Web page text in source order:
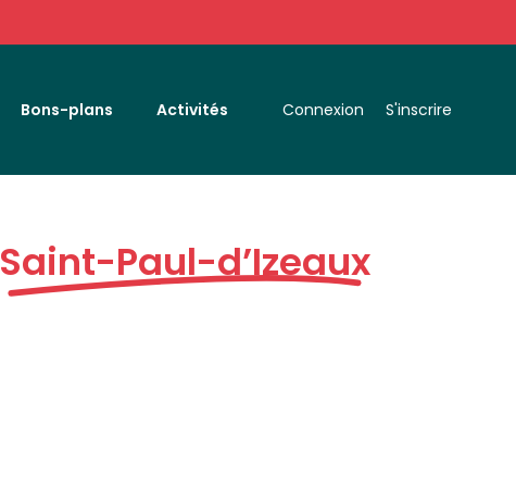
Bons-plans Activités Connexion S'inscrire
Saint-Paul-d’Izeaux